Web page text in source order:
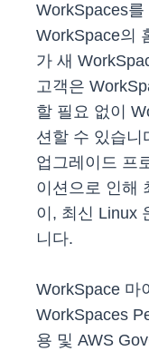
WorkSpaces
WorkSpace의
가 새
고객은
할 필요 없이
션할 수 있습니
업그레이드 프
이션으로 인해
이, 최신 Linux
니다.
WorkSpace 마
WorkSpaces
용 및 AWS